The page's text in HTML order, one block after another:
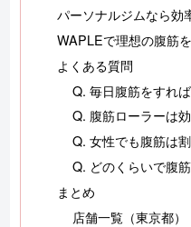
パーソナルジムなら効
WAPLEで理想の腹筋
よくある質問
Q. 毎日腹筋をすれ
Q. 腹筋ローラーは
Q. 女性でも腹筋は
Q. どのくらいで腹
まとめ
店舗一覧（東京都）